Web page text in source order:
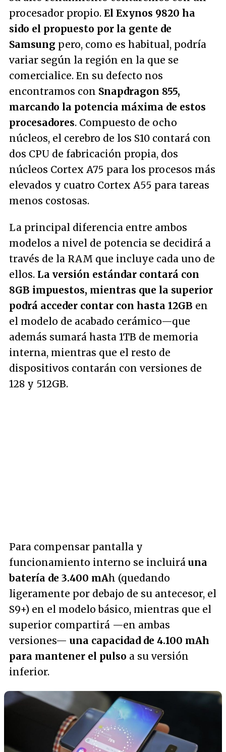
procesador propio. El Exynos 9820 ha
sido el propuesto por la gente de
Samsung pero, como es habitual, podría
variar según la región en la que se
comercialice. En su defecto nos
encontramos con Snapdragon 855,
marcando la potencia máxima de estos
procesadores. Compuesto de ocho
núcleos, el cerebro de los S10 contará con
dos CPU de fabricación propia, dos
núcleos Cortex A75 para los procesos más
elevados y cuatro Cortex A55 para tareas
menos costosas.
La principal diferencia entre ambos
modelos a nivel de potencia se decidirá a
través de la RAM que incluye cada uno de
ellos. La versión estándar contará con
8GB impuestos, mientras que la superior
podrá acceder contar con hasta 12GB en
el modelo de acabado cerámico—que
además sumará hasta 1TB de memoria
interna, mientras que el resto de
dispositivos contarán con versiones de
128 y 512GB.
Para compensar pantalla y
funcionamiento interno se incluirá una
batería de 3.400 mAh (quedando
ligeramente por debajo de su antecesor, el
S9+) en el modelo básico, mientras que el
superior compartirá —en ambas
versiones— una capacidad de 4.100 mAh
para mantener el pulso a su versión
inferior.